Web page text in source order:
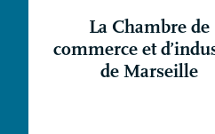
La Chambre de
commerce et
de Marseille